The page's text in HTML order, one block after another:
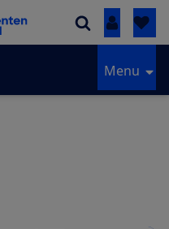
Inloggen
Menu